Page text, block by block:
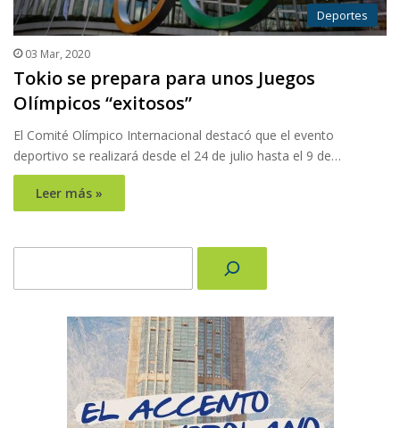
Deportes
03 Mar, 2020
Tokio se prepara para unos Juegos
Olímpicos “exitosos”
El Comité Olímpico Internacional destacó que el evento
deportivo se realizará desde el 24 de julio hasta el 9 de…
Leer más »